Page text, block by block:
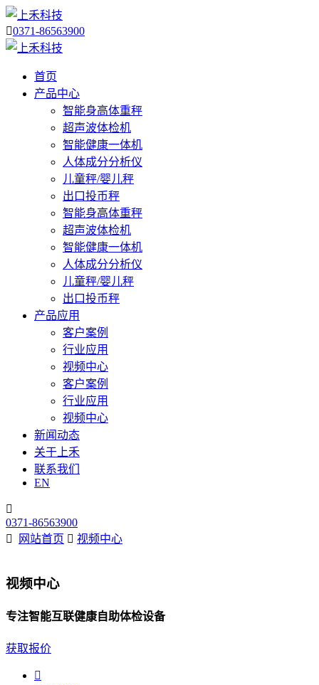
0371-86563900
首页
产品中心
智能身高体重秤
超声波体检机
智能健康一体机
人体成分分析仪
儿童秤/婴儿秤
出口投币秤
智能身高体重秤
超声波体检机
智能健康一体机
人体成分分析仪
儿童秤/婴儿秤
出口投币秤
产品应用
客户案例
行业应用
视频中心
客户案例
行业应用
视频中心
新闻动态
关于上禾
联系我们
EN

0371-86563900

网站首页  视频中心
视频中心
专注智能互联健康自助体检设备
获取报价
